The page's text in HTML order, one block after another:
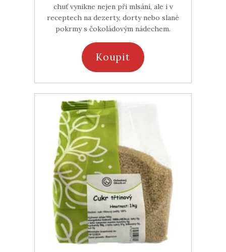
chuť vynikne nejen při mlsání, ale i v
receptech na dezerty, dorty nebo slané
pokrmy s čokoládovým nádechem.
Koupit